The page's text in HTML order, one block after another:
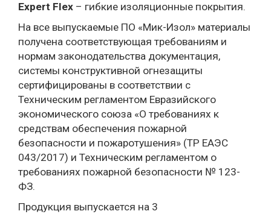
Expert Flex – гибкие изоляционные покрытия.
На все выпускаемые ПО «Мик-Изол» материалы
получена соответствующая требованиям и
нормам законодательства документация,
системы конструктивной огнезащиты
сертифицированы в соответствии с
Техническим регламентом Евразийского
экономического союза «О требованиях к
средствам обеспечения пожарной
безопасности и пожаротушения» (ТР ЕАЭС
043/2017) и Техническим регламентом о
требованиях пожарной безопасности № 123-
ФЗ.
Продукция выпускается на 3